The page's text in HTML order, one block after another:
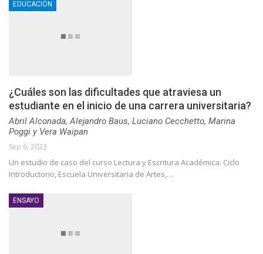
EDUCACIÓN
¿Cuáles son las dificultades que atraviesa un
estudiante en el inicio de una carrera universitaria?
Abril Alconada, Alejandro Baus, Luciano Cecchetto, Marina
Poggi y Vera Waipan
Sep 6, 2023
Un estudio de caso del curso Lectura y Escritura Académica: Ciclo
Introductorio, Escuela Universitaria de Artes,…
ENSAYO